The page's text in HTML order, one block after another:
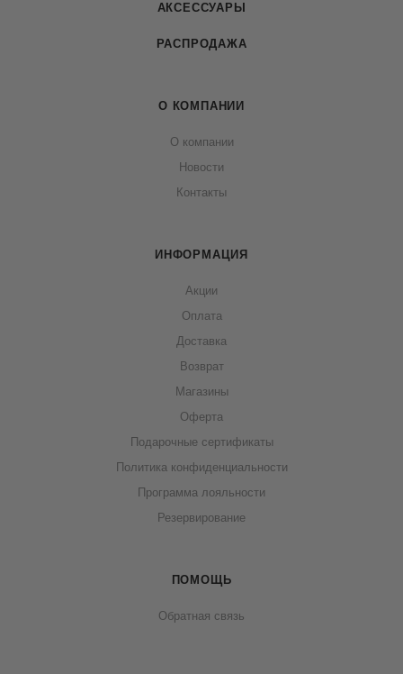
АКСЕССУАРЫ
РАСПРОДАЖА
О КОМПАНИИ
О компании
Новости
Контакты
ИНФОРМАЦИЯ
Акции
Оплата
Доставка
Возврат
Магазины
Оферта
Подарочные сертификаты
Политика конфиденциальности
Программа лояльности
Резервирование
ПОМОЩЬ
Обратная связь